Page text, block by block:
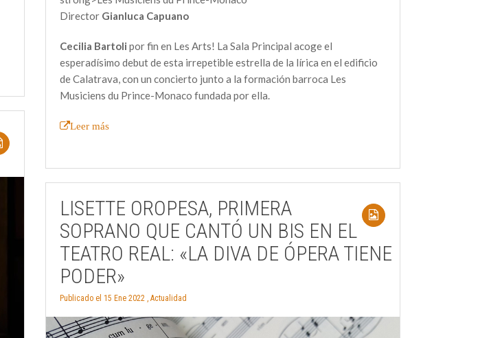
Director Gianluca Capuano
Cecilia Bartoli por fin en Les Arts! La Sala Principal acoge el
esperadísimo debut de esta irrepetible estrella de la lírica en el edificio
de Calatrava, con un concierto junto a la formación barroca Les
Musiciens du Prince-Monaco fundada por ella.
Leer más
LISETTE OROPESA, PRIMERA
SOPRANO QUE CANTÓ UN BIS EN EL
TEATRO REAL: «LA DIVA DE ÓPERA TIENE
PODER»
Publicado el 15 Ene 2022 ,Actualidad